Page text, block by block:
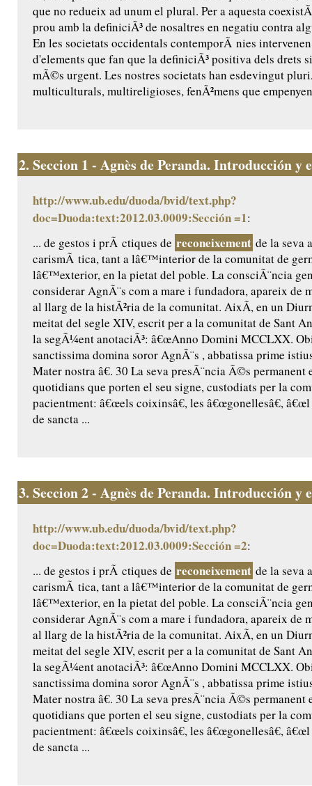
que no redueix ad unum el plural. Per a aquesta
prou amb la definiciÃ³ de nosaltres en negatiu contra
En les societats occidentals contemporÃ nies
d'elements que fan que la definiciÃ³ positiva dels drets
mÃ©s urgent. Les nostres societats han esdevingut
multiculturals, multireligioses, fenÃ²mens que
2. Seccion 1 - Agnès de Peranda. Introducción y
http://www.ub.edu/duoda/bvid/text.php?
doc=Duoda:text:2012.03.0009:Sección =1:
... de gestos i prÃ ctiques de reconeixement de la seva
carismÃ tica, tant a lâ€™interior de la comunitat de
lâ€™exterior, en la pietat del poble. La consciÃ¨ncia
considerar AgnÃ¨s com a mare i fundadora, apareix de
al llarg de la histÃ²ria de la comunitat. AixÃ­, en un
meitat del segle XIV, escrit per a la comunitat de Sant
la segÃ¼ent anotaciÃ³: â€œAnno Domini MCCLXX.
sanctissima domina soror AgnÃ¨s , abbatissa prime
Mater nostra â€. 30 La seva presÃ¨ncia Ã©s permanent
quotidians que porten el seu signe, custodiats per la
pacientment: â€œels coixinsâ€, les â€œgonellesâ€,
de sancta ...
3. Seccion 2 - Agnès de Peranda. Introducción y
http://www.ub.edu/duoda/bvid/text.php?
doc=Duoda:text:2012.03.0009:Sección =2:
... de gestos i prÃ ctiques de reconeixement de la seva
carismÃ tica, tant a lâ€™interior de la comunitat de
lâ€™exterior, en la pietat del poble. La consciÃ¨ncia
considerar AgnÃ¨s com a mare i fundadora, apareix de
al llarg de la histÃ²ria de la comunitat. AixÃ­, en un
meitat del segle XIV, escrit per a la comunitat de Sant
la segÃ¼ent anotaciÃ³: â€œAnno Domini MCCLXX.
sanctissima domina soror AgnÃ¨s , abbatissa prime
Mater nostra â€. 30 La seva presÃ¨ncia Ã©s permanent
quotidians que porten el seu signe, custodiats per la
pacientment: â€œels coixinsâ€, les â€œgonellesâ€,
de sancta ...